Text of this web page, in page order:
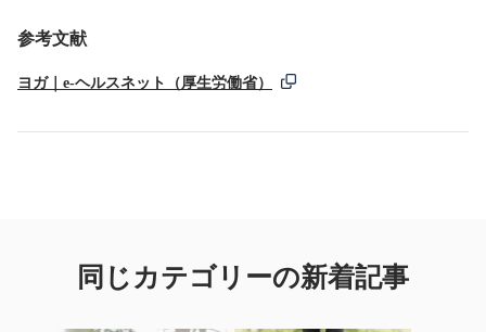
参考文献
ヨガ｜e-ヘルスネット（厚生労働省）
同じカテゴリーの新着記事